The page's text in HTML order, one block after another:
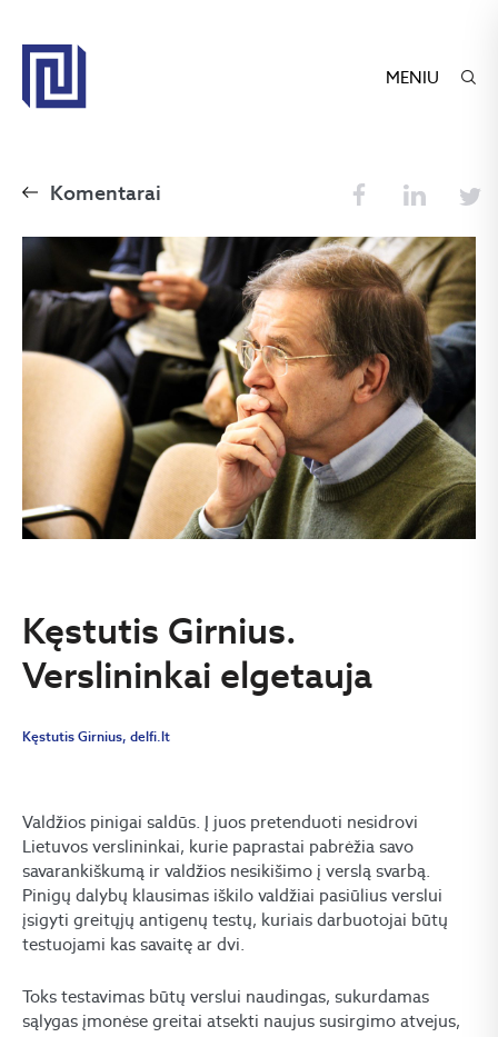
MENIU
Komentarai
Kęstutis Girnius.
Verslininkai elgetauja
Kęstutis Girnius, delfi.lt
Valdžios pinigai saldūs. Į juos pretenduoti nesidrovi
Lietuvos verslininkai, kurie paprastai pabrėžia savo
savarankiškumą ir valdžios nesikišimo į verslą svarbą.
Pinigų dalybų klausimas iškilo valdžiai pasiūlius verslui
įsigyti greitųjų antigenų testų, kuriais darbuotojai būtų
testuojami kas savaitę ar dvi.
Toks testavimas būtų verslui naudingas, sukurdamas
sąlygas įmonėse greitai atsekti naujus susirgimo atvejus,